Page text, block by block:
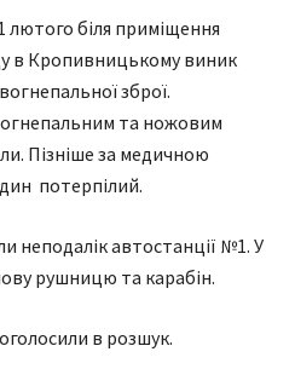
лютого біля приміщення
в Кропивницькому виник
зброї.
та ножовим
Пізніше за медичною
потерпілий.
неподалік автостанції №1. У
рушницю та карабін.
в розшук.